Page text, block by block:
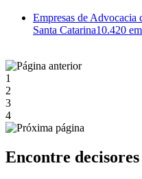
Empresas de Advocacia
Santa Catarina10.420
1
2
3
4
Encontre